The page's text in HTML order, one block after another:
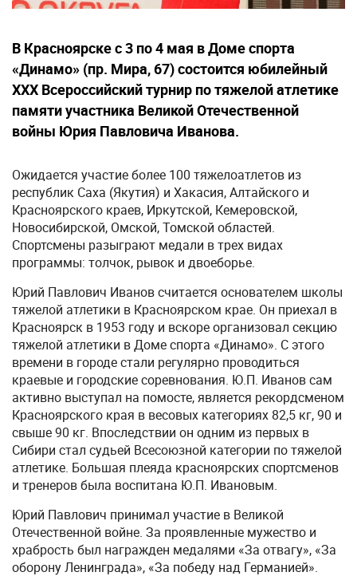
В Красноярске с 3 по 4 мая в Доме спорта
«Динамо» (пр. Мира, 67) состоится юбилейный
ХХХ Всероссийский турнир по тяжелой атлетике
памяти участника Великой Отечественной
войны Юрия Павловича Иванова.
Ожидается участие более 100 тяжелоатлетов из
республик Саха (Якутия) и Хакасия, Алтайского и
Красноярского краев, Иркутской, Кемеровской,
Новосибирской, Омской, Томской областей.
Спортсмены разыграют медали в трех видах
программы: толчок, рывок и двоеборье.
Юрий Павлович Иванов считается основателем школы
тяжелой атлетики в Красноярском крае. Он приехал в
Красноярск в 1953 году и вскоре организовал секцию
тяжелой атлетики в Доме спорта «Динамо». С этого
времени в городе стали регулярно проводиться
краевые и городские соревнования. Ю.П. Иванов сам
активно выступал на помосте, является рекордсменом
Красноярского края в весовых категориях 82,5 кг, 90 и
свыше 90 кг. Впоследствии он одним из первых в
Сибири стал судьей Всесоюзной категории по тяжелой
атлетике. Большая плеяда красноярских спортсменов
и тренеров была воспитана Ю.П. Ивановым.
Юрий Павлович принимал участие в Великой
Отечественной войне. За проявленные мужество и
храбрость был награжден медалями «За отвагу», «За
оборону Ленинграда», «За победу над Германией».